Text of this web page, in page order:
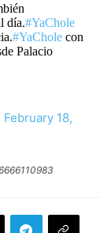
día.#YaChole
#YaCholecon
Palacio
February 18,